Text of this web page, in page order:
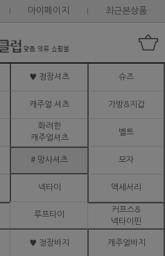
마이페이지 최근본상품
♥ 정장셔츠 슈즈
캐주얼 셔츠 가방&지갑
화려한
캐주얼셔츠
벨트
# 망사셔츠 모자
넥타이 액세서리
루프타이
커프스&
넥타이핀
♥ 정장바지 캐주얼바지